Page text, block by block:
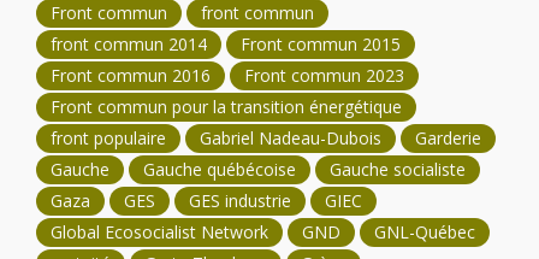
Front commun
front commun
front commun 2014
Front commun 2015
Front commun 2016
Front commun 2023
Front commun pour la transition énergétique
front populaire
Gabriel Nadeau-Dubois
Garderie
Gauche
Gauche québécoise
Gauche socialiste
Gaza
GES GES industrie
GIEC
Global Ecosocialist Network
GND
GNL-Québec